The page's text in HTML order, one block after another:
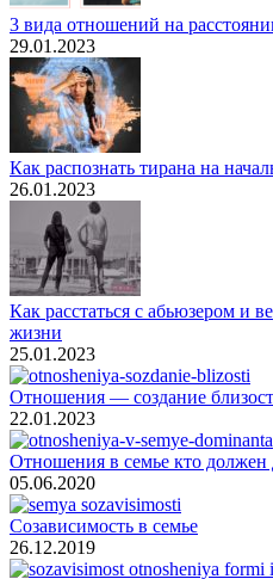
3 вида отношений на
29.01.2023
Как распознать тирана на
26.01.2023
Как расстаться с абьюзером и
жизни
25.01.2023
Отношения — создание
22.01.2023
Отношения в семье кто должен
05.06.2020
Созависимость в семье
26.12.2019